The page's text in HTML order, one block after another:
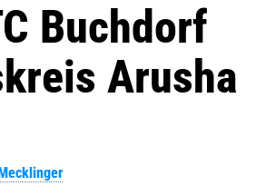
Buchdorf
Arusha